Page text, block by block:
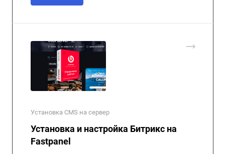
Установка CMS на сервер
Установка и настройка Битрикс на
Fastpanel